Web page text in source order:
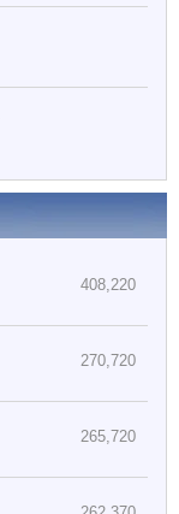
408,220
270,720
265,720